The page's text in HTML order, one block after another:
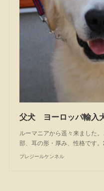
父犬 ヨーロッパ輸
ルーマニアから遥々来ました
部、耳の形・厚み、性格です
プレジールケンネル